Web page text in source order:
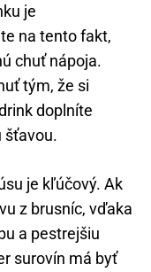
je
na tento fakt,
chuť nápoja.
tým, že si
doplníte
šťavou.
je kľúčový. Ak
z brusníc, vďaka
a pestrejšiu
surovín má byť